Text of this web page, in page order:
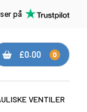
på
£0.00 0
VENTILER